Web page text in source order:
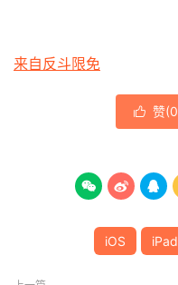
来自反斗限免
 赞(0
  
iOS iPad